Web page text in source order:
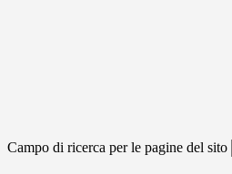
Campo di ricerca per le pagine del sito